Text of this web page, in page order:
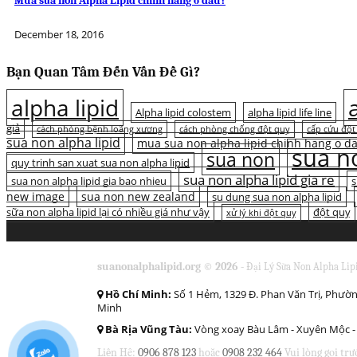
December 18, 2016
Bạn Quan Tâm Đến Vấn Đề Gì?
alpha lipid Alpha lipid colostem alpha lipid life line
giả
cách phòng bệnh loãng xương cách phòng chống đột quỵ cấp cứu
sua non alpha lipid
mua sua non alpha lipid chinh hang o
quy trinh san xuat sua non alpha lipid
sua non sua
sua non alpha lipid gia bao nhieu sua non alpha lipid gia re
new image
sua non new zealand su dung sua non alpha lipid
sữa non alpha lipid lại có nhiều giá như vậy
xử lý khi đột quỵ đột quỵ
suanonalphalipid.org © 2026 - Đại Lý Sữa Non Alpha
Hồ Chí Minh: Số 1 Hẻm, 1329 Đ. Phan Văn Trị,
Minh
Bà Rịa Vũng Tàu: Vòng xoay Bàu Lâm - Xuyên Mộc -
Liên Hệ: 0906 878 123 hoặc0908 232 464Vui lòng gọi